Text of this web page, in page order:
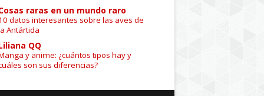
raras en un mundo raro
datos interesantes sobre las aves de
Antártida
QQ
y anime: ¿cuántos tipos hay y
son sus diferencias?